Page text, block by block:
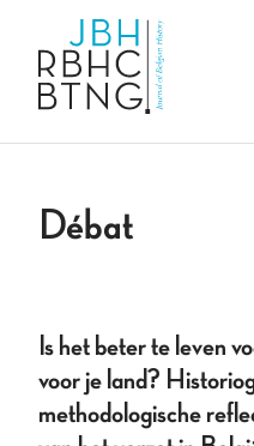
Débat
Is het beter te leven
voor je land?
methodologische